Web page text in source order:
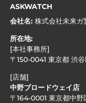
ASKWATCH
会社名: 株式会社未来ガ
所在地:
[本社事務所]
〒150-0041 東京都 渋
[店舗]
中野ブロードウェイ店
〒164-0001 東京都中